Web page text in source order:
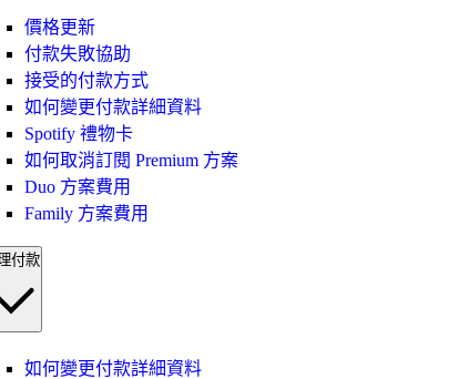
價格更新
付款失敗協助
接受的付款方式
如何變更付款詳細資料
Spotify 禮物卡
如何取消訂閱 Premium 方案
Duo 方案費用
Family 方案費用
付款
如何變更付款詳細資料